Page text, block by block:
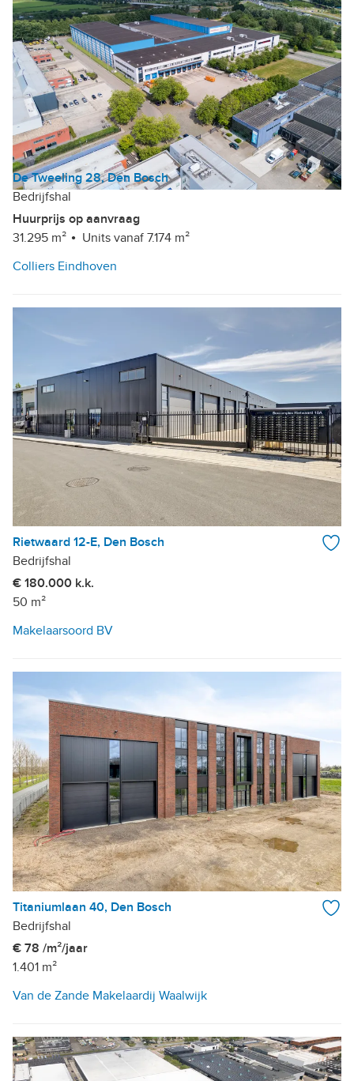
De Tweeling 28, Den Bosch
Bedrijfshal
Huurprijs op aanvraag
31.295 m²
Units vanaf 7.174 m²
Colliers Eindhoven
Rietwaard 12-E, Den Bosch
Bedrijfshal
€ 180.000 k.k.
50 m²
Makelaarsoord BV
Titaniumlaan 40, Den Bosch
Bedrijfshal
€ 78 /m²/jaar
1.401 m²
Van de Zande Makelaardij Waalwijk